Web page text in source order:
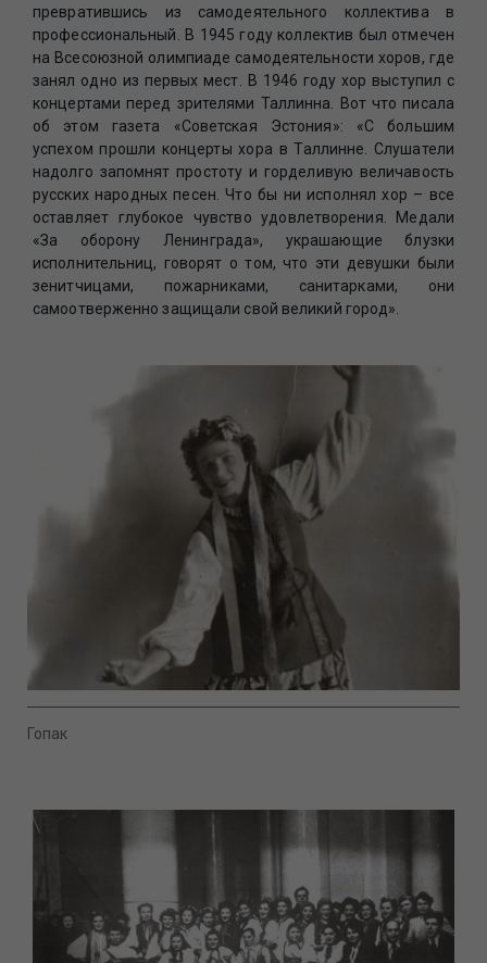
превратившись из самодеятельного коллектива в
профессиональный. В 1945 году коллектив был отмечен
на Всесоюзной олимпиаде самодеятельности хоров, где
занял одно из первых мест. В 1946 году хор выступил с
концертами перед зрителями Таллинна. Вот что писала
об этом газета «Советская Эстония»: «С большим
успехом прошли концерты хора в Таллинне. Слушатели
надолго запомнят простоту и горделивую величавость
русских народных песен. Что бы ни исполнял хор – все
оставляет глубокое чувство удовлетворения. Медали
«За оборону Ленинграда», украшающие блузки
исполнительниц, говорят о том, что эти девушки были
зенитчицами, пожарниками, санитарками, они
самоотверженно защищали свой великий город».
Гопак